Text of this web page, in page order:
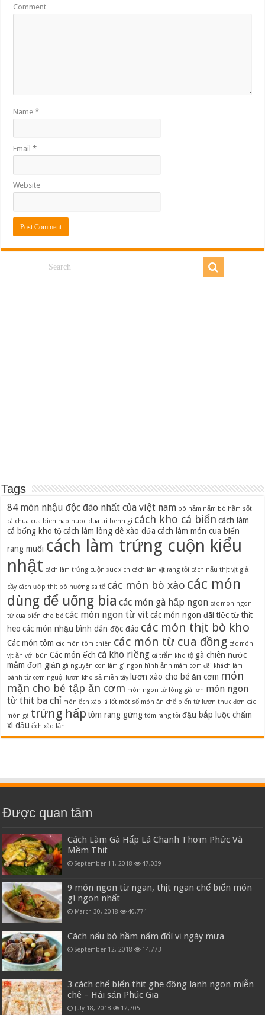
Comment
Name*
Email*
Website
Tags
84 món nhậu độc đáo nhất của việt nam bò hầm nấm bò hầm sốt
cà chua cua bien hap nuoc dua tri benh gi cách kho cá biển cách làm
cá bống kho tộ cách làm lòng dê xào dứa cách làm món cua biển
rang muối cách làm trứng cuộn kiểu
nhật cách làm trứng cuộn xuc xich cách làm vịt rang tỏi cách nấu thịt vịt giả
cầy cách ướp thịt bò nướng sa tế các món bò xào các món
dùng để uống bia các món gà hấp ngon các món ngon
từ cua biển cho bé các món ngon từ vịt các món ngon đãi tiệc từ thịt
heo các món nhậu bình dân độc đáo các món thịt bò kho
Các món tôm các món tôm chiên các món từ cua đồng các món
vịt ăn với bún Các món ếch cá kho riềng cá trắm kho tộ gà chiên nước
mắm đơn giản gà nguyên con làm gì ngon hình ảnh mâm cơm đãi khách làm
bánh từ cơm nguội lươn kho sả miền tây lươn xào cho bé ăn cơm món
mặn cho bé tập ăn cơm món ngon từ lòng già lợn món ngon
từ thịt ba chỉ món ếch xào lá lốt một số món ăn chế biến từ lươn thực đơn các
món gà trứng hấp tôm rang gừng tôm rang tỏi đậu bắp luộc chấm
xì dầu ếch xào lăn
Được quan tâm
Cách Làm Gà Hấp Lá Chanh Thơm Phức Và
Mềm Thịt
September 11, 2018 47,039
9 món ngon từ ngan, thịt ngan chế biến món
gì ngon nhất
March 30, 2018 40,771
Cách nấu bò hầm nấm đổi vị ngày mưa
September 12, 2018 14,773
3 cách chế biến thịt ghẹ đông lạnh ngon miễn
chê – Hải sản Phúc Gia
July 18, 2018 12,705